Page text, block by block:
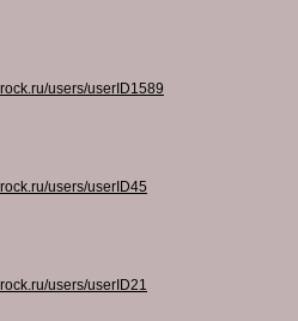
users/userID1589
users/userID45
users/userID21